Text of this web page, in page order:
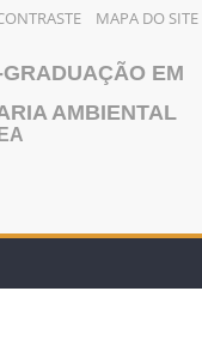
MAPA DO SITE
EM
AMBIENTAL